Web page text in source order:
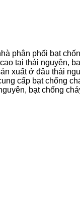
phân phối bạt
tại thái nguyên,
xuất ở đâu thái
cấp bạt chống
bạt chống